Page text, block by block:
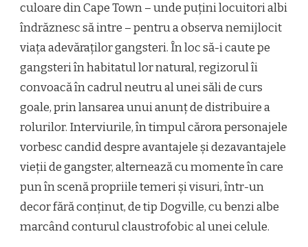
culoare din Cape Town – unde puțini locuitori albi
îndrăznesc să intre – pentru a observa nemijlocit
viața adevăraților gangsteri. În loc să-i caute pe
gangsteri în habitatul lor natural, regizorul îi
convoacă în cadrul neutru al unei săli de curs
goale, prin lansarea unui anunț de distribuire a
rolurilor. Interviurile, în timpul cărora personajele
vorbesc candid despre avantajele și dezavantajele
vieții de gangster, alternează cu momente în care
pun în scenă propriile temeri și visuri, într-un
decor fără conținut, de tip Dogville, cu benzi albe
marcând conturul claustrofobic al unei celule.